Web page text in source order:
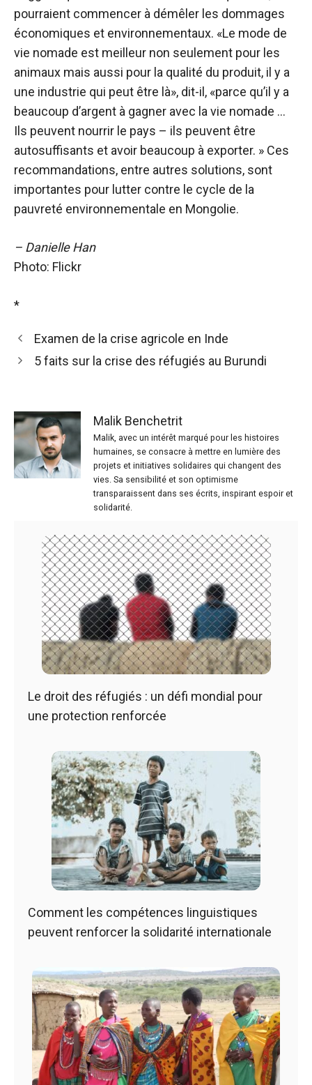
pourraient commencer à démêler les dommages
économiques et environnementaux. «Le mode de
vie nomade est meilleur non seulement pour les
animaux mais aussi pour la qualité du produit, il y a
une industrie qui peut être là», dit-il, «parce qu’il y a
beaucoup d’argent à gagner avec la vie nomade …
Ils peuvent nourrir le pays – ils peuvent être
autosuffisants et avoir beaucoup à exporter. » Ces
recommandations, entre autres solutions, sont
importantes pour lutter contre le cycle de la
pauvreté environnementale en Mongolie.
– Danielle Han
Photo: Flickr
*
Examen de la crise agricole en Inde
5 faits sur la crise des réfugiés au Burundi
Malik Benchetrit
Malik, avec un intérêt marqué pour les histoires
humaines, se consacre à mettre en lumière des
projets et initiatives solidaires qui changent des
vies. Sa sensibilité et son optimisme
transparaissent dans ses écrits, inspirant espoir et
solidarité.
Le droit des réfugiés : un défi mondial pour
une protection renforcée
Comment les compétences linguistiques
peuvent renforcer la solidarité internationale